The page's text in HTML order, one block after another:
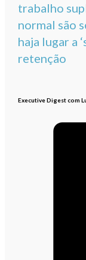
trabalho
normal são
haja lugar a
retenção
Executive Digest com